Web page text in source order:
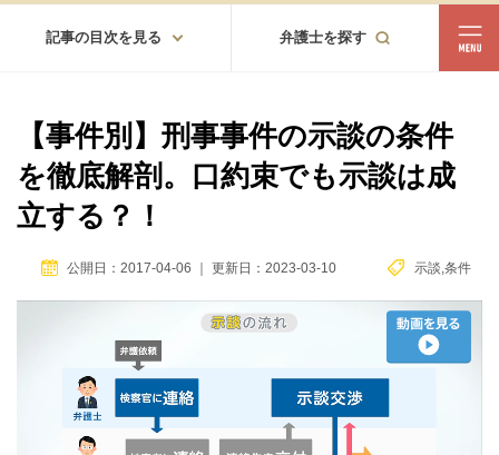
記事の目次を見る 弁護士を探す
都道府県から探す
北海道・東北
北海道 青森
北陸・甲信越
福井 山梨
栃木 群馬 東京
【事件別】刑事事件の示談の条件
を徹底解剖。口約束でも示談は成
立する？！
公開日：2017-04-06 ｜更新日：2023-03-10 示談 条件